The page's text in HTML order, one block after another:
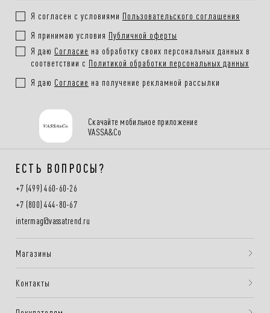
Я согласен с условиями Пользовательского соглашения
Я принимаю условия Публичной оферты
Я даю Согласие на обработку своих персональных данных в
соответствии с Политикой обработки персональных данных
Я даю Согласие на получение рекламной рассылки
Скачайте мобильное приложение
VASSA&Co
ЕСТЬ ВОПРОСЫ?
+7 (499) 460-60-26
+7 (800) 444-80-67
intermag@vassatrend.ru
Магазины
Контакты